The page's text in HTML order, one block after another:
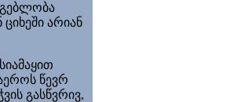
არიან
წევრ
გასწვრივ,